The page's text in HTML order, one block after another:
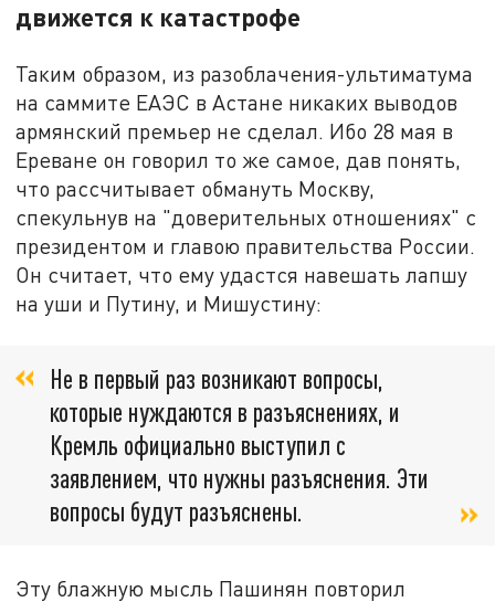
движется к катастрофе
Таким образом, из разоблачения-ультиматума
на саммите ЕАЭС в Астане никаких выводов
армянский премьер не сделал. Ибо 28 мая в
Ереване он говорил то же самое, дав понять,
что рассчитывает обмануть Москву,
спекульнув на "доверительных отношениях" с
президентом и главою правительства России.
Он считает, что ему удастся навешать лапшу
на уши и Путину, и Мишустину:
Не в первый раз возникают вопросы,
которые нуждаются в разъяснениях, и
Кремль официально выступил с
заявлением, что нужны разъяснения. Эти
вопросы будут разъяснены.
Эту блажную мысль Пашинян повторил